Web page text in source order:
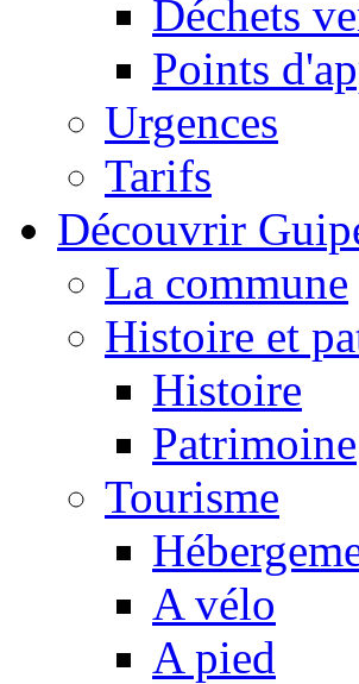
Déchets
Points
Urgences
Tarifs
Découvrir
La commune
Histoire et
Histoire
Patrimoine
Tourisme
A vélo
A pied